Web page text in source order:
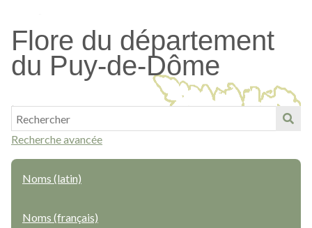
contenu
principal
Flore du département
du Puy-de-Dôme
Recherche avancée
Noms (latin)
Noms (français)